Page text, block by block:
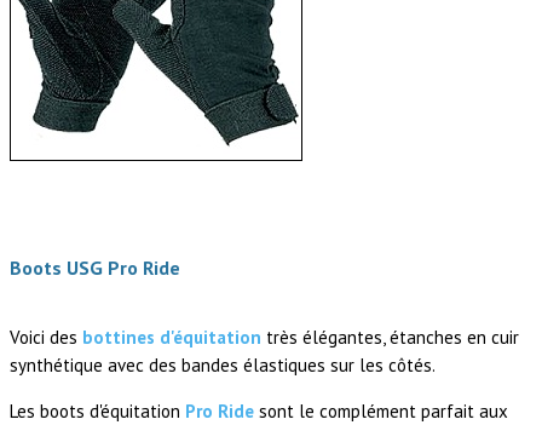
Boots USG Pro Ride
Voici des bottines d'équitation très élégantes, étanches en cuir
synthétique avec des bandes élastiques sur les côtés.
Les boots d'équitation Pro Ride sont le complément parfait aux